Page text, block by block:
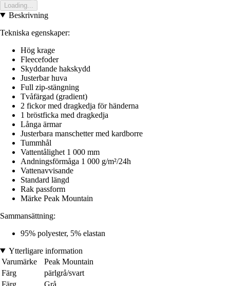
Loading...
Beskrivning
Tekniska egenskaper:
Hög krage
Fleecefoder
Skyddande hakskydd
Justerbar huva
Full zip-stängning
Tvåfärgad (gradient)
2 fickor med dragkedja för händerna
1 bröstficka med dragkedja
Långa ärmar
Justerbara manschetter med kardborre
Tummhål
Vattentålighet 1 000 mm
Andningsförmåga 1 000 g/m²/24h
Vattenavvisande
Standard längd
Rak passform
Märke Peak Mountain
Sammansättning:
95% polyester, 5% elastan
Ytterligare information
Varumärke
Peak Mountain
Färg
pärlgrå/svart
Färg
Grå